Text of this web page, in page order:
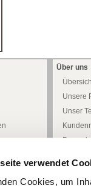
verwendet
Cookies, um
Über uns
Unsere
Unser